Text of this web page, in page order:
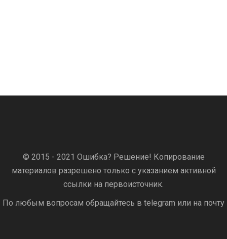
© 2015 - 2021 Ошибка? Решение! Копирование
материалов разрешено только с указанием активной
ссылки на первоисточник.
По любым вопросам обращайтесь в telegram или на почту